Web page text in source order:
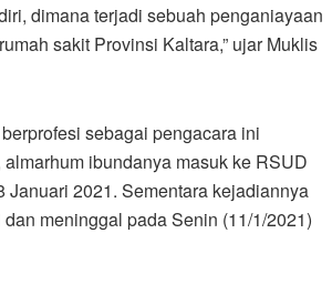
dimana terjadi sebuah penganiayaan
sakit Provinsi Kaltara,” ujar Muklis
sebagai pengacara ini
almarhum ibundanya masuk ke RSUD
Januari 2021. Sementara kejadiannya
meninggal pada Senin (11/1/2021)